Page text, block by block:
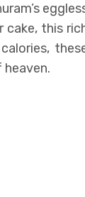
eggless
this rich
these